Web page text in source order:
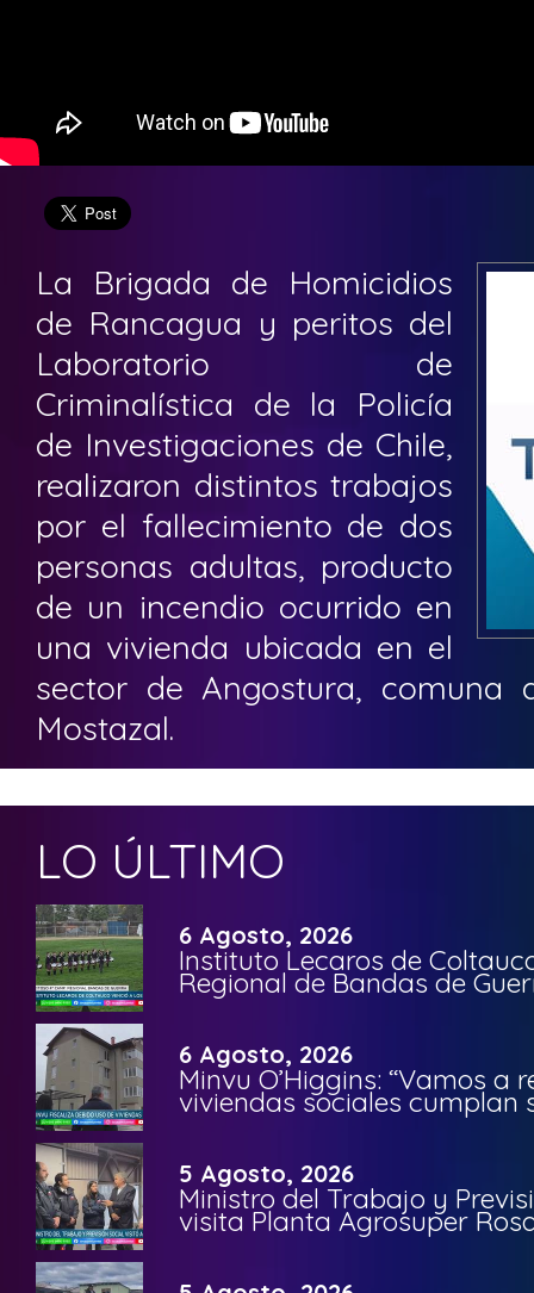
La Brigada de Homicidios
de Rancagua y peritos del
Laboratorio de
Criminalística de la Policía
de Investigaciones de Chile,
realizaron distintos trabajos
por el fallecimiento de dos
personas adultas, producto
de un incendio ocurrido en
una vivienda ubicada en el
sector de Angostura, comuna
Mostazal.
LO ÚLTIMO
6 Agosto, 2026
Instituto Lecaros de
Regional de Bandas de
6 Agosto, 2026
Minvu O’Higgins: “Vamos a
viviendas sociales cumplan
5 Agosto, 2026
Ministro del Trabajo y
visita Planta Agrosuper